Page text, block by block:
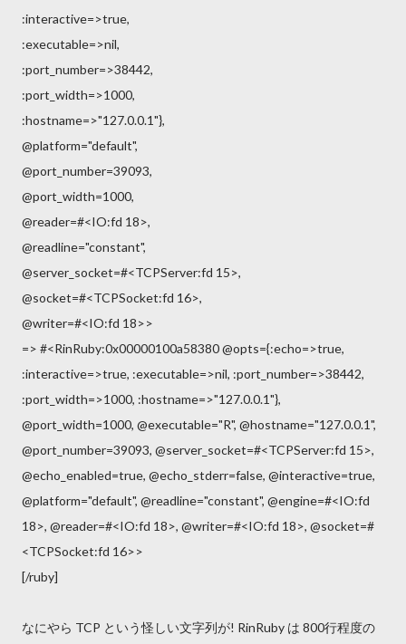
:interactive=>true,
:executable=>nil,
:port_number=>38442,
:port_width=>1000,
:hostname=>"127.0.0.1"},
@platform="default",
@port_number=39093,
@port_width=1000,
@reader=#<IO:fd 18>,
@readline="constant",
@server_socket=#<TCPServer:fd 15>,
@socket=#<TCPSocket:fd 16>,
@writer=#<IO:fd 18>>
=> #<RinRuby:0x00000100a58380 @opts={:echo=>true,
:interactive=>true, :executable=>nil, :port_number=>38442,
:port_width=>1000, :hostname=>"127.0.0.1"},
@port_width=1000, @executable="R", @hostname="127.0.0.1",
@port_number=39093, @server_socket=#<TCPServer:fd 15>,
@echo_enabled=true, @echo_stderr=false, @interactive=true,
@platform="default", @readline="constant", @engine=#<IO:fd
18>, @reader=#<IO:fd 18>, @writer=#<IO:fd 18>, @socket=#
<TCPSocket:fd 16>>
[/ruby]
なにやら TCP という怪しい文字列が! RinRuby は 800行程度の